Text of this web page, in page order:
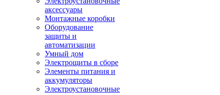
аксессуары
Монтажные коробки
Оборудование
защиты и
автоматизации
Умный дом
Электрощиты в сборе
Элементы питания и
аккумуляторы
Электроустановочные